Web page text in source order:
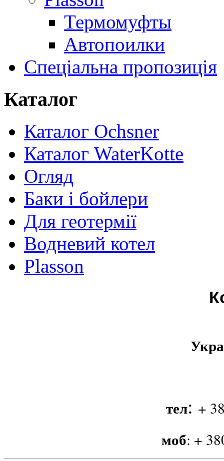
Термомуфты
Автопоилки
Спеціальна пропозиція
Каталог
Каталог Ochsner
Каталог WaterKotte
Огляд
Баки і бойлери
Для геотермії
Водневий котел
Plasson
тел: +
моб: +